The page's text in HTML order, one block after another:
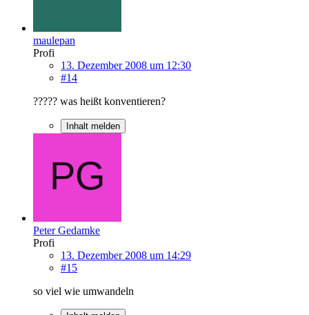
maulepan
Profi
13. Dezember 2008 um 12:30
#14
????? was heißt konventieren?
Inhalt melden
Peter Gedamke
Profi
13. Dezember 2008 um 14:29
#15
so viel wie umwandeln